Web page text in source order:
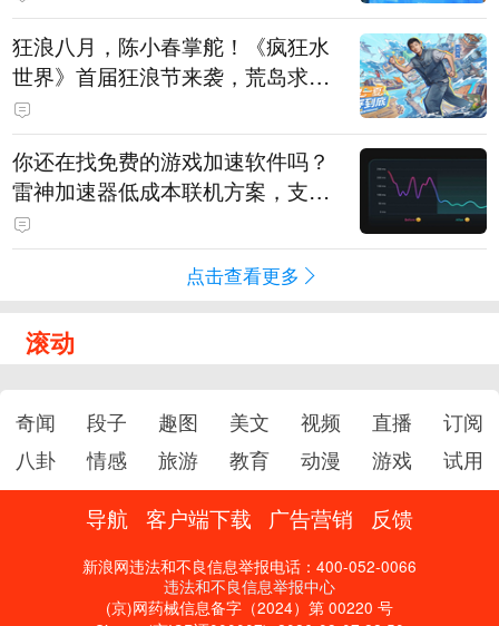
狂浪八月，陈小春掌舵！《疯狂水
世界》首届狂浪节来袭，荒岛求生
直播即将开启
你还在找免费的游戏加速软件吗？
雷神加速器低成本联机方案，支持
免费试用
点击查看更多
滚动
奇闻 段子 趣图 美文 视频 直播
订阅
八卦
情感 旅游 教育 动漫 游戏 试用
导航 客户端下载 广告营销 反馈
新浪网违法和不良信息举报电话：400-052-0066
违法和不良信息举报中心
(京)网药械信息备字（2024）第 00220 号